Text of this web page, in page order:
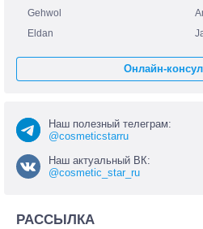
Gehwol
Eldan
Онлайн-
Наш полезный телеграм:
@cosmeticstarru
Наш актуальный ВК:
@cosmetic_star_ru
РАССЫЛКА